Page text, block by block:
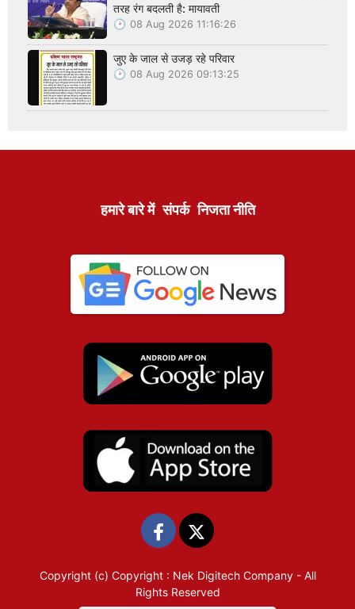
तरह रंग बदलती है: मायावती
08 Aug 2026 11:16:26
जुए के जाल से उजड़ रहे परिवार
08 Aug 2026 09:13:25
हमारे बारे में संपर्क निजता नीति
Copyright (c) Copyright : Nek Digitech Company- All
Rights Reserved